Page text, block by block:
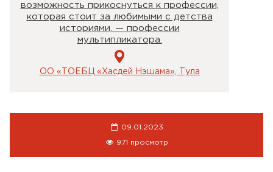
возможность прикоснуться к профессии,
которая стоит за любимыми с детства
историями, — профессии
мультипликатора.
ОО «ТОЕБЦ «Хасдей Нэшама», Тула
09.01.2023
971 просмотр